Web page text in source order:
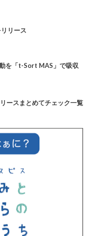
リース
を「t-Sort MAS」で吸収
ースまとめてチェック一覧